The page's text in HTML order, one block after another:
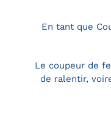
En tant que
Le coupeur de
de ralentir,